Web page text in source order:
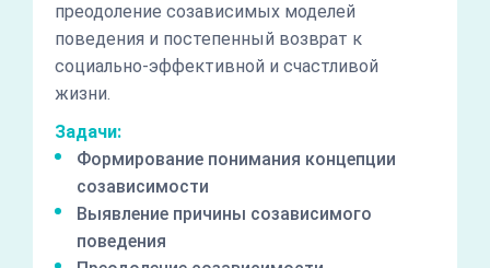
преодоление созависимых моделей
поведения и постепенный возврат к
социально-эффективной и счастливой
жизни.
Задачи:
Формирование понимания концепции
созависимости
Выявление причины созависимого
поведения